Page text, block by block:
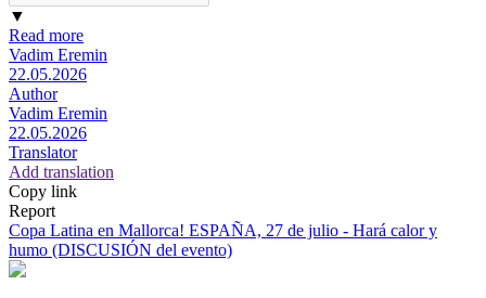
▼
Read more
Vadim Eremin
22.05.2026
Author
Vadim Eremin
22.05.2026
Translator
Add translation
Copy link
Report
Copa Latina en Mallorca! ESPAÑA, 27 de julio - Hará calor y
humo (DISCUSIÓN del evento)